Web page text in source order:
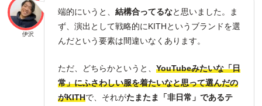
伊沢
端的にいうと、 結構合ってるなと思いました。ま
ず、演出として戦略的にKITHというブランドを選
んだという要素は間違いなくあります。
ただ、どちらかというと、 YouTubeみたいな「日
常」にふさわしい服を着たいなと思って選んだの
がKITHで、それがたまたま「非日常」であるテ